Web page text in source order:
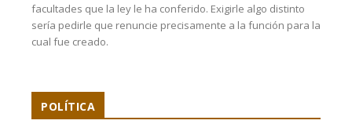
facultades que la ley le ha conferido. Exigirle algo distinto
sería pedirle que renuncie precisamente a la función para la
cual fue creado.
POLÍTICA